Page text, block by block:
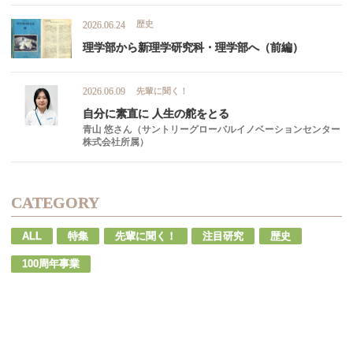
2026.06.24 歴史
理学部から新理学研究科・理学部へ（前編）
2026.06.09 先輩に聞く！
自分に素直に 人生の舵をとる
青山 悠さん（サントリーグローバルイノベーションセンター
株式会社所属）
CATEGORY
ALL 特集 先輩に聞く！ 注目研究 歴史
100周年事業